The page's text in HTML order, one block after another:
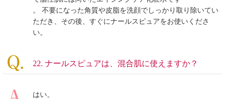
。 不要になった角質や皮脂を洗顔でしっかり取り除いてい
ただき、その後、すぐにナールスピュアをお使いくださ
い。
22. ナールスピュアは、混合肌に使えますか？
はい。